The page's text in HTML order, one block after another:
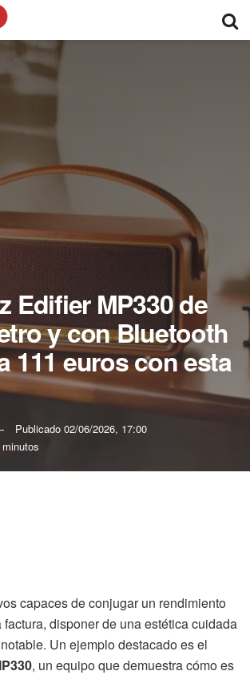
Edifier MP330 de
y con Bluetooth
111 euros con esta
Publicado 02/06/2026, 17:00
capaces de conjugar un rendimiento
disponer de una estética cuidada
Un ejemplo destacado es el
, un equipo que demuestra cómo es